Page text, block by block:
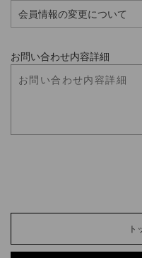
お問い合わせ内容詳細
ト